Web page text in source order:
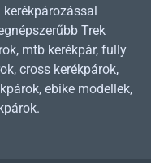
Trek
mtb kerékpár, fully
cross kerékpárok,
ebike modellek,